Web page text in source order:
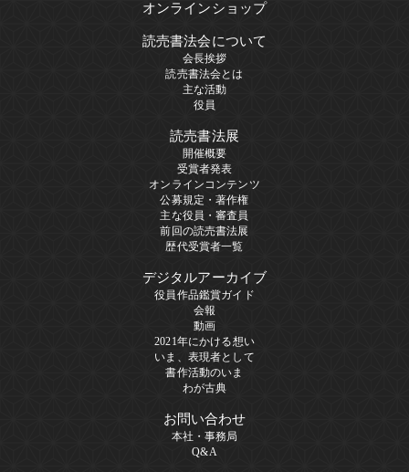
オンラインショップ
読売書法会について
会長挨拶
読売書法会とは
主な活動
役員
読売書法展
開催概要
受賞者発表
オンラインコンテンツ
公募規定・著作権
主な役員・審査員
前回の読売書法展
歴代受賞者一覧
デジタルアーカイブ
役員作品鑑賞ガイド
会報
動画
2021年にかける想い
いま、表現者として
書作活動のいま
わが古典
お問い合わせ
本社・事務局
Q&A